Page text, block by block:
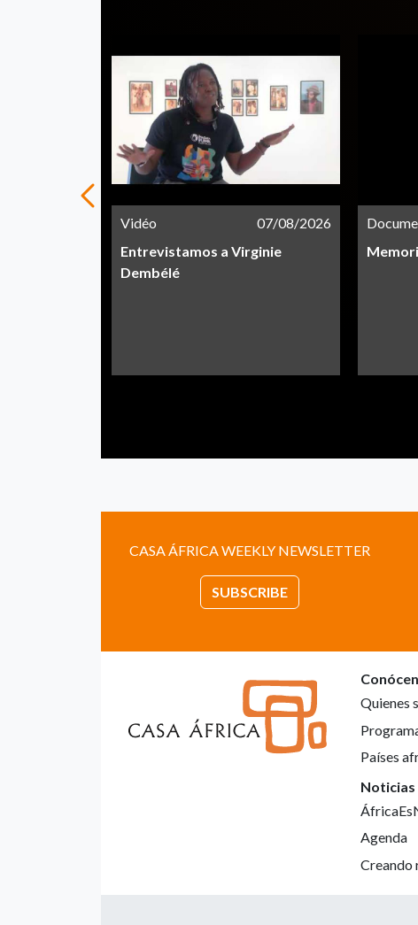
Vidéo
07/08/2026
Entrevistamos a Virginie
Dembélé
CASA ÁFRICA WEEKLY NEWSLETTER
SUBSCRIBE
Quienes
Países
Noticias
Agenda
Creando